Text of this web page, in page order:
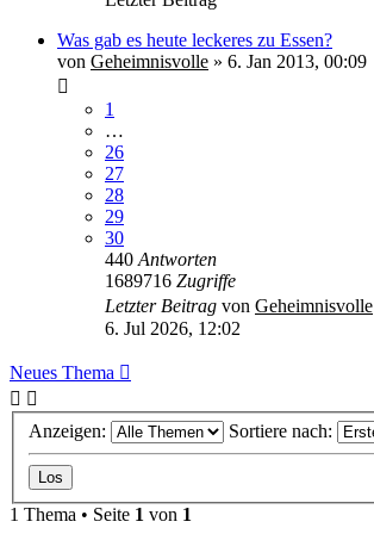
Was gab es heute leckeres zu Essen?
von Geheimnisvolle » 6. Jan 2013, 00:09
1
…
26
27
28
29
30
440Antworten
1689716 Zugriffe
Letzter Beitrag von Geheimnisvolle
6. Jul 2026, 12:02
Neues Thema
Anzeigen: Sortiere nach:
1 Thema • Seite 1 von 1